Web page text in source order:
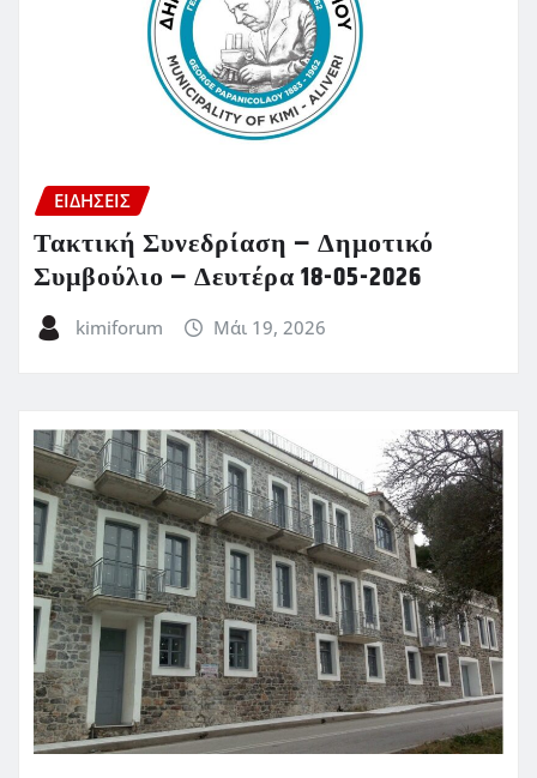
ΕΙΔΗΣΕΙΣ
Τακτική Συνεδρίαση – Δημοτικό
Συμβούλιο – Δευτέρα 18-05-2026
kimiforum Μάι 19, 2026